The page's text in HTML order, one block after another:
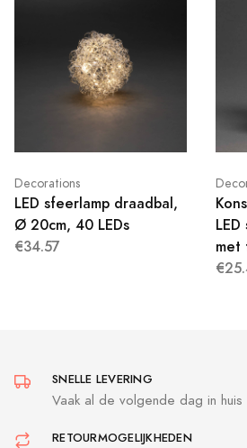
Decorations
LED sfeerlamp draadbal,
Ø 20cm, 40 LEDs
€34.57
met
SNELLE LEVERING
Vaak al de volgende dag in huis
RETOURMOGELIJKHEDEN